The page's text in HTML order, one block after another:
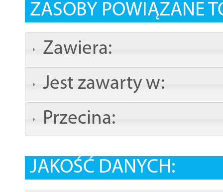
ZASOBY POWIĄZANE
Zawiera:
Jest zawarty w:
Przecina:
JAKOŚĆ DANYCH: